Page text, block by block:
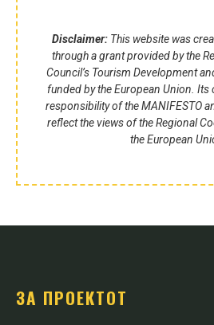
Disclaimer: This website was
through a grant provided by the
Council’s Tourism Development
funded by the European Union. Its
responsibility of the MANIFESTO
reflect the views of the Regional
the European
ЗА ПРОЕКТОТ